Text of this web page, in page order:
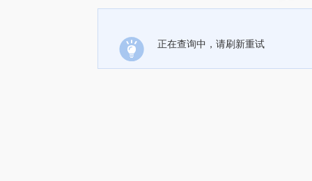
正在查询中，请刷新重试